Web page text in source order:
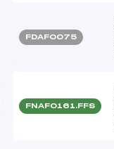
FDAF0075
FNAF0161.FFS